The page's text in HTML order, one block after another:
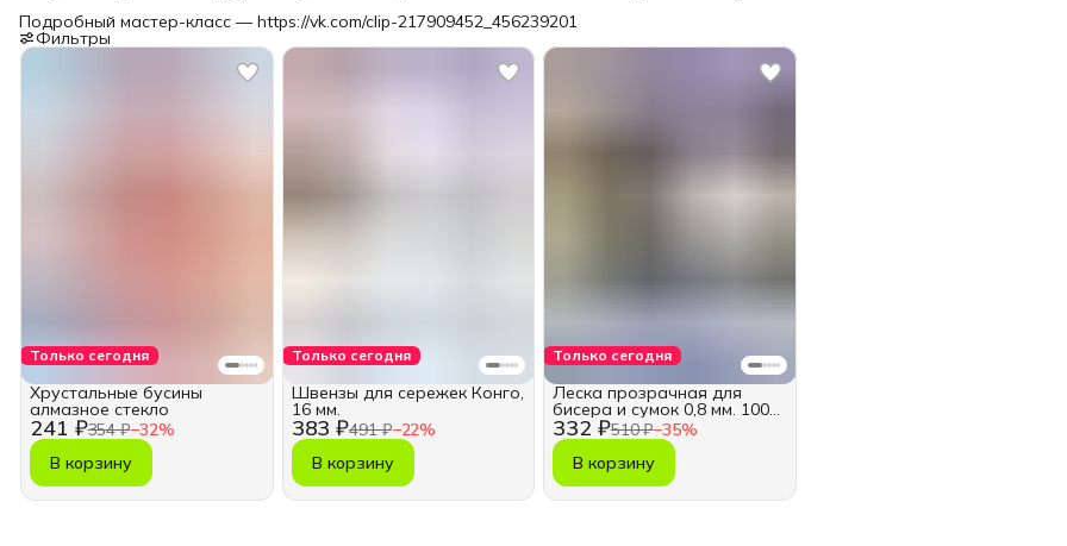
Подробный мастер-класс — https://vk.com/clip-217909452_456239201
Фильтры
Только сегодня
241 ₽354 ₽−32%
Хрустальные бусины
алмазное стекло
В корзину
Только сегодня
383 ₽491 ₽−22%
Швензы для сережек Конго,
16 мм.
В корзину
Только сегодня
332 ₽510 ₽−35%
Леска прозрачная для
бисера и сумок 0,8 мм. 100
м.
В корзину